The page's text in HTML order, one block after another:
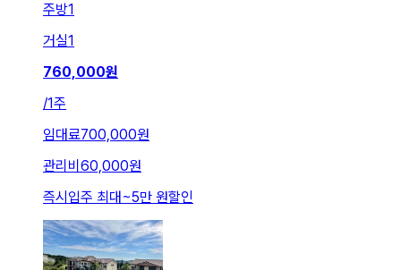
주방1
거실1
760,000원
/1주
임대료700,000원
관리비 60,000원
즉시입주 최대 ~5만 원할인